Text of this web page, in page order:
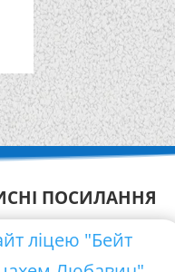
ПОСИЛАННЯ
ліцею "Бейт